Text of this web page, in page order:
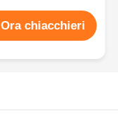
Ora chiacchieri